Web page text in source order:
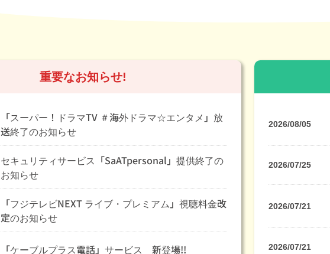
重要なお知らせ!
「スーパー！ドラマTV ＃海外ドラマ☆エンタメ」放
送終了のお知らせ
セキュリティサービス「SaATpersonal」提供終了の
お知らせ
「フジテレビNEXT ライブ・プレミアム」視聴料金改
定のお知らせ
「ケーブルプラス電話」サービス 新登場!!
2026/08/05
2026/07/25
2026/07/21
2026/07/21